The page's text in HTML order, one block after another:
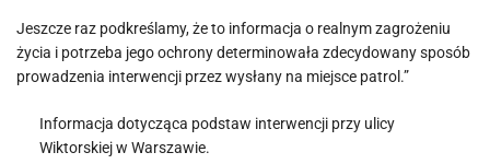
Jeszcze raz podkreślamy, że to informacja o realnym zagrożeniu
życia i potrzeba jego ochrony determinowała zdecydowany sposób
prowadzenia interwencji przez wysłany na miejsce patrol.”
Informacja dotycząca podstaw interwencji przy ulicy
Wiktorskiej w Warszawie.